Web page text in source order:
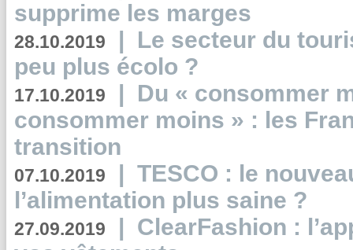
supprime les marges
28.10.2019 | Le secteur du
peu plus écolo ?
17.10.2019 | Du « consommer
consommer moins » : les
transition
07.10.2019 | TESCO : le
l’alimentation plus saine ?
27.09.2019 | ClearFashion :